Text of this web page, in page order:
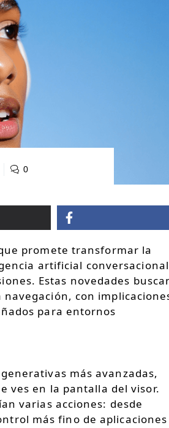
0
promete transformar la
artificial conversacional
Estas novedades
con
para entornos
más avanzadas,
ves en la pantalla del visor.
varias acciones: desde
más fino de aplicaciones